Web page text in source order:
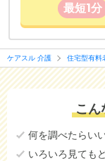
最短1分
ケアスル 介護 住宅型有料
こん
何を調べたらい
いろいろ見ても